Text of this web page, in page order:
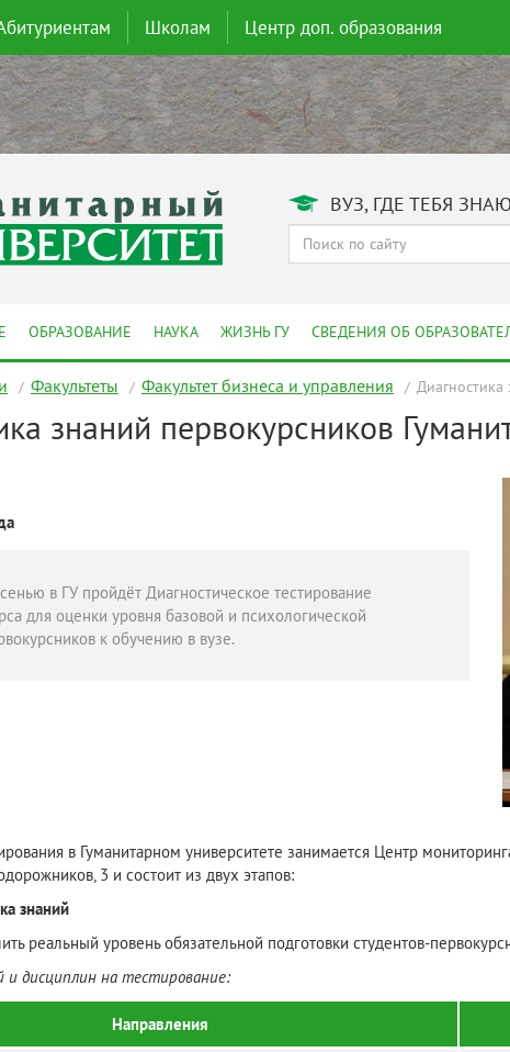
Школам Центр доп. образования
ВУЗ, ГДЕ ТЕБЯ
ОБРАЗОВАНИЕ НАУКА ЖИЗНЬ ГУ СВЕДЕНИЯ ОБ
Факультеты Факультет бизнеса и управления Диагностика
знаний первокурсников
в ГУ пройдёт Диагностическое тестирование
для оценки уровня базовой и психологической
к обучению в вузе.
в Гуманитарном университете занимается Центр
3 и состоит из двух этапов:
знаний
реальный уровень обязательной подготовки студентов-
и дисциплин на тестирование:
Направления